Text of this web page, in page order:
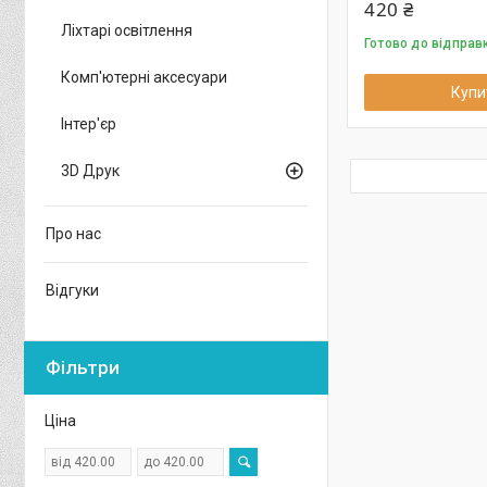
420 ₴
Готово до
Ліхтарі освітлення
Комп'ютерні аксесуари
Інтер'єр
3D Друк
Про нас
Відгуки
Фільтри
Ціна